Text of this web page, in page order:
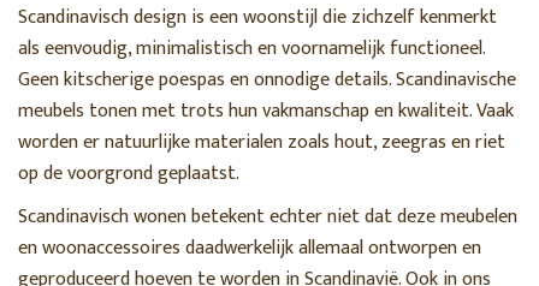
Scandinavisch design is een woonstijl die zichzelf kenmerkt
als eenvoudig, minimalistisch en voornamelijk functioneel.
Geen kitscherige poespas en onnodige details. Scandinavische
meubels tonen met trots hun vakmanschap en kwaliteit. Vaak
worden er natuurlijke materialen zoals hout, zeegras en riet
op de voorgrond geplaatst.
Scandinavisch wonen betekent echter niet dat deze meubelen
en woonaccessoires daadwerkelijk allemaal ontworpen en